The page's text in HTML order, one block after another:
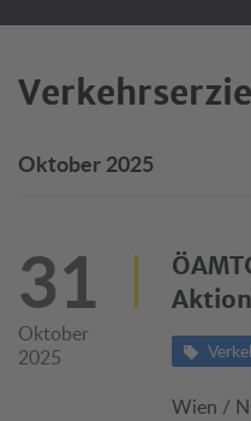
Oktober 2025
31
Oktober
2025
Wien /